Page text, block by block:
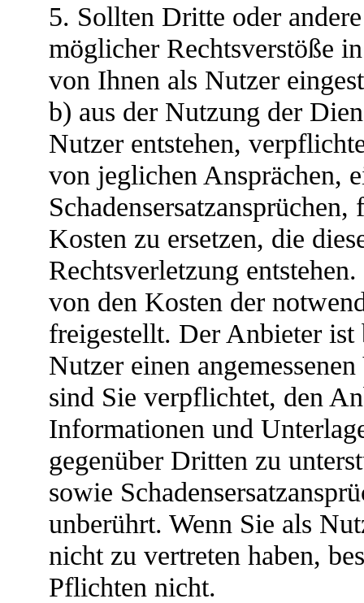
5. Sollten Dritte oder
möglicher Rechtsverstöße
von Ihnen als Nutzer
b) aus der Nutzung der
Nutzer entstehen,
von jeglichen Ansprächen,
Kosten zu ersetzen, die
Rechtsverletzung
von den Kosten der
freigestellt. Der Anbieter
Nutzer einen
sind Sie verpflichtet, den
Informationen und
gegenüber Dritten zu
sowie
unberührt. Wenn Sie als
nicht zu vertreten haben,
Pflichten nicht.